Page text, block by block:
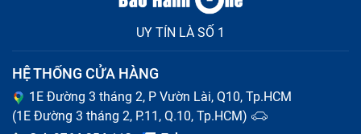
UY TÍN LÀ SỐ 1
HỆ THỐNG CỬA HÀNG
1E Đường 3 tháng 2, P Vườn Lài, Q10, Tp.HCM
(1E Đường 3 tháng 2, P.11, Q.10, Tp.HCM)